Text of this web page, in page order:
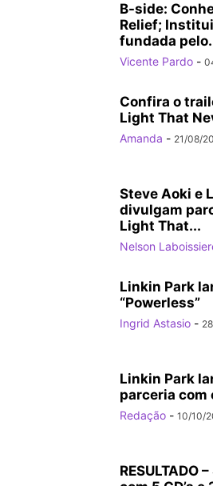
B-side:
Relief;
fundada
Vicente Pardo -
Confira o
Light That
Amanda - 21/08/
Steve Aoki e
divulgam
Light That...
Nelson
Linkin Park
“Powerless”
Ingrid Astasio -
Linkin Park
parceria com
Redação - 10/10/
RESULTADO